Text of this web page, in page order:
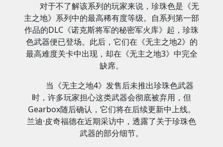
对于不了解该系列的玩家来说，珍珠色是《无
主之地》系列中的最高稀有度等级。自系列第一部
作品的DLC《诺克斯将军的秘密军火库》起，珍珠
色武器便已登场。此后，它们在《无主之地2》的
最高难度关卡中出现，却在《无主之地3》中完全
缺席。
当《无主之地4》发售后未推出珍珠色武器
时，许多玩家担心这类武器会彻底被弃用，但
Gearbox随后确认，它们将在后续更新中上线。
兰迪·皮奇福德在近期采访中，透露了关于珍珠色
武器的部分细节。